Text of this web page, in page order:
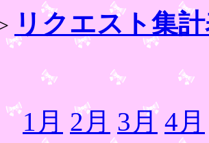
リクエスト集
1月 2月 3月 4月